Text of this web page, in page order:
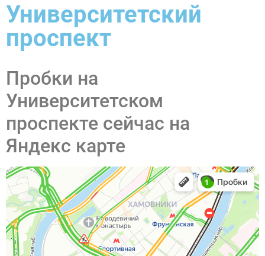
Университетский
проспект
Пробки на
Университетском
проспекте сейчас на
Яндекс карте